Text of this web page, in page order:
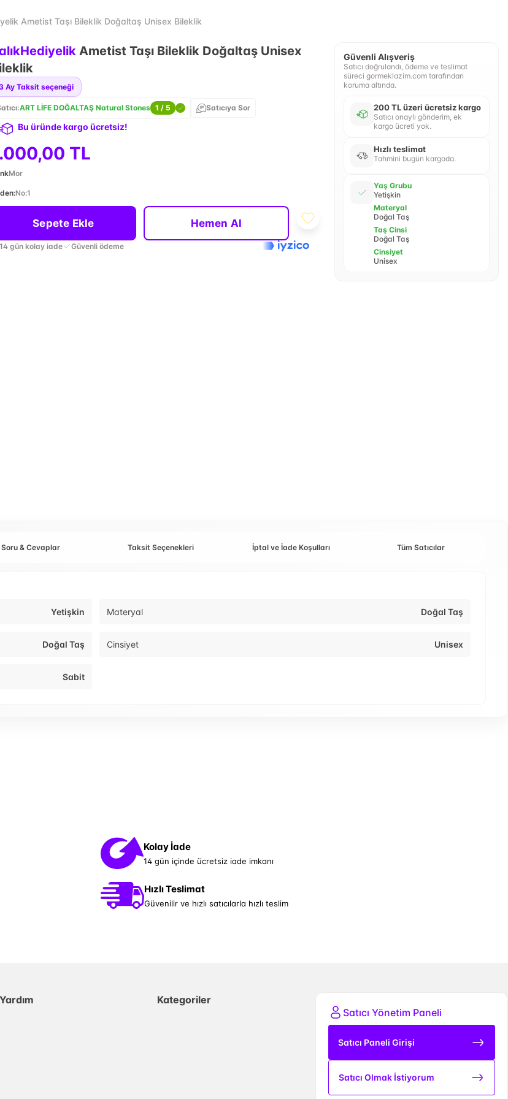
Ametist Taşı Bileklik Doğaltaş Unisex Bileklik
Ametist Taşı Bileklik Doğaltaş Unisex
Ay Taksit seçeneği
ART LİFE DOĞALTAŞ Natural Stones 1 / 5 Satıcıya Sor
Bu üründe kargo ücretsiz!
TL
Mor
:No:1
Sepete Ekle Hemen Al
14 gün kolay iade Güvenli ödeme
Güvenli Alışveriş
Satıcı doğrulandı, ödeme ve teslimat
süreci gormeklazim.com tarafından
koruma altında.
200 TL üzeri ücretsiz kargo
Satıcı onaylı gönderim, ek
kargo ücreti yok.
Hızlı teslimat
Tahmini bugün kargoda.
Yaş Grubu
Yetişkin
Materyal
Doğal Taş
Taş Cinsi
Doğal Taş
Cinsiyet
Unisex
Soru & Cevaplar Taksit Seçenekleri İptal ve İade Koşulları Tüm Satıcılar
Yetişkin Materyal Doğal Taş
Doğal Taş Cinsiyet Unisex
Sabit
Kolay İade
14 gün içinde ücretsiz iade imkanı
Hızlı Teslimat
Güvenilir ve hızlı satıcılarla hızlı teslim
Yardım
Kategoriler
Satıcı Yönetim Paneli
Satıcı Paneli Girişi
Satıcı Olmak İstiyorum